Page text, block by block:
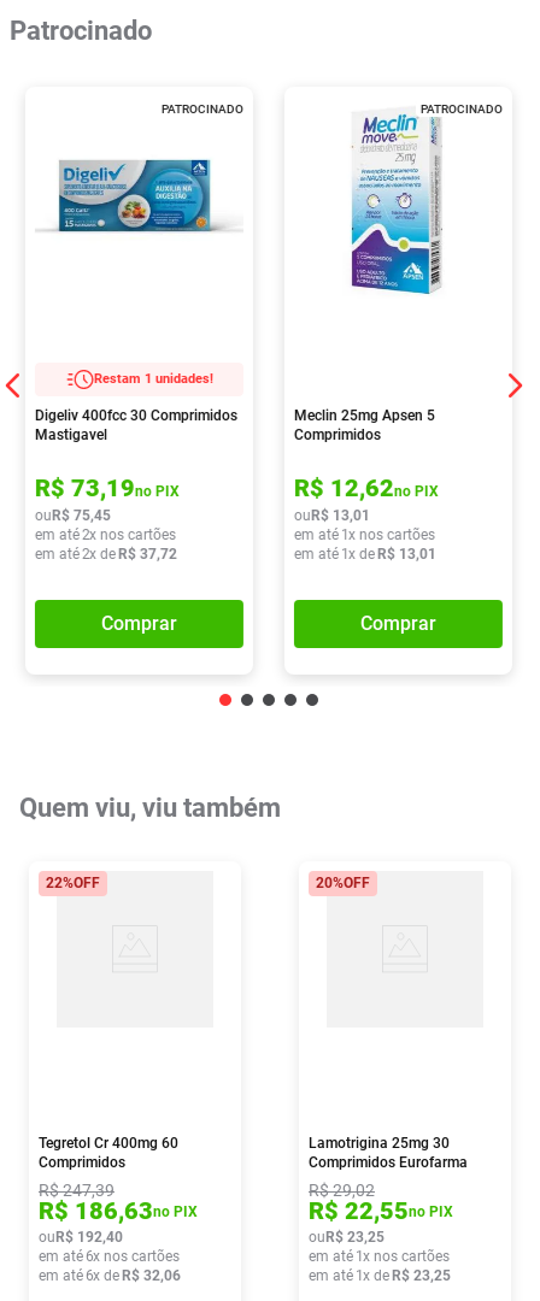
Patrocinado
PATROCINADO
Restam 1 unidades!
Digeliv 400fcc 30 Comprimidos
Mastigavel
R$ 73,19no PIX
ou R$ 75,45
em até2x nos cartões
em até2x de R$ 37,72
Comprar
PATROCINADO
Meclin 25mg Apsen 5
Comprimidos
R$ 12,62no PIX
ou R$ 13,01
em até 1x nos cartões
em até 1x de R$ 13,01
Comprar
Quem viu, viu também
22%OFF
Tegretol Cr 400mg 60
Comprimidos
R$247,39
R$ 186,63no PIX
ou R$ 192,40
em até6x nos cartões
em até6x de R$ 32,06
20%OFF
Lamotrigina 25mg 30
Comprimidos Eurofarma
R$29,02
R$ 22,55no PIX
ou R$ 23,25
em até 1x nos cartões
em até 1x de R$ 23,25